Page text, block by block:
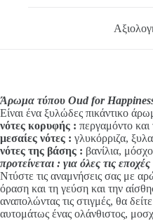
Άρωμα τύπου Oud for
Είναι ένα ξυλώδες πικάντικο
νότες κορυφής : περγαμόντο και
μεσαίες νότες : γλυκόρριζα,
νότες της βάσης : βανίλια,
προτείνεται : για όλες τις εποχές
Ντύστε τις αναμνήσεις σας με
όραση και τη γεύση και την
αναπολώντας τις στιγμές, θα
αυτομάτως ένας ολάνθιστος,